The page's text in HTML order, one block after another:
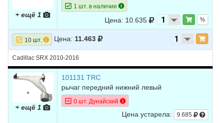
+ ещё 1
1 шт. в наличии
Цена: 10.635 %
10 шт. Цена: 11.463
Cadillac SRX 2010-2016
+ ещё 1
101131 TRC
рычаг передний нижний левый
0 шт. Дунайский
Цена устарела: 9.685